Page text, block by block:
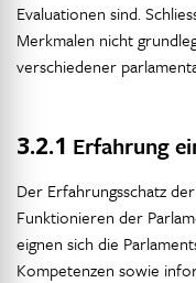
Evaluationen sind.
Merkmalen nicht
verschiedener
3.2.1 Erfahrung
Der Erfahrungsschatz
Funktionieren der
eignen sich die
Kompetenzen sowie